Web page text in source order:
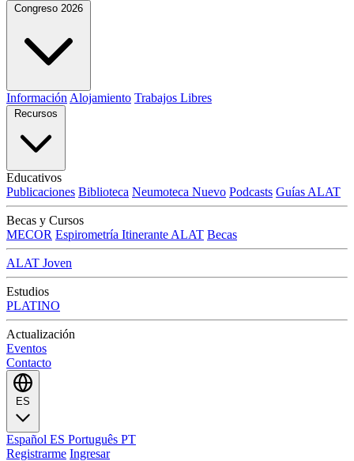
Congreso 2026
Información Alojamiento Trabajos Libres
Recursos
Educativos
Publicaciones Biblioteca Neumoteca Nuevo Podcasts Guías ALAT
Becas y Cursos
MECOR Espirometría Itinerante ALAT Becas
ALAT Joven
Estudios
PLATINO
Actualización
Eventos
Contacto
ES
Español ES Português PT
Registrarme Ingresar